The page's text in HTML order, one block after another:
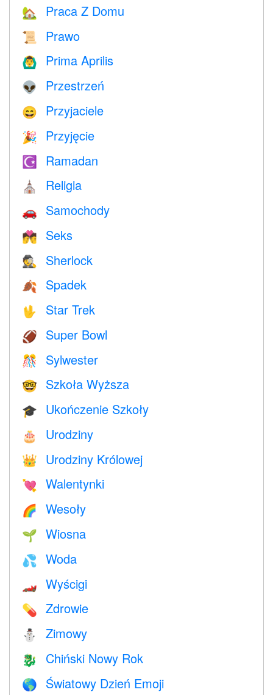
🏡 Praca Z Domu
📜 Prawo
🙆‍♂️ Prima Aprilis
👽 Przestrzeń
😄 Przyjaciele
🎉 Przyjęcie
☪️ Ramadan
⛪️ Religia
🚗 Samochody
💏 Seks
🕵️ Sherlock
🍂 Spadek
🖖 Star Trek
🏈 Super Bowl
🎊 Sylwester
🤓 Szkoła Wyższa
🎓 Ukończenie Szkoły
🎂 Urodziny
👑 Urodziny Królowej
💘 Walentynki
🌈 Wesoły
🌱 Wiosna
💦 Woda
🏎 Wyścigi
💊 Zdrowie
⛄ Zimowy
🐉 Chiński Nowy Rok
🌎 Światowy Dzień Emoji